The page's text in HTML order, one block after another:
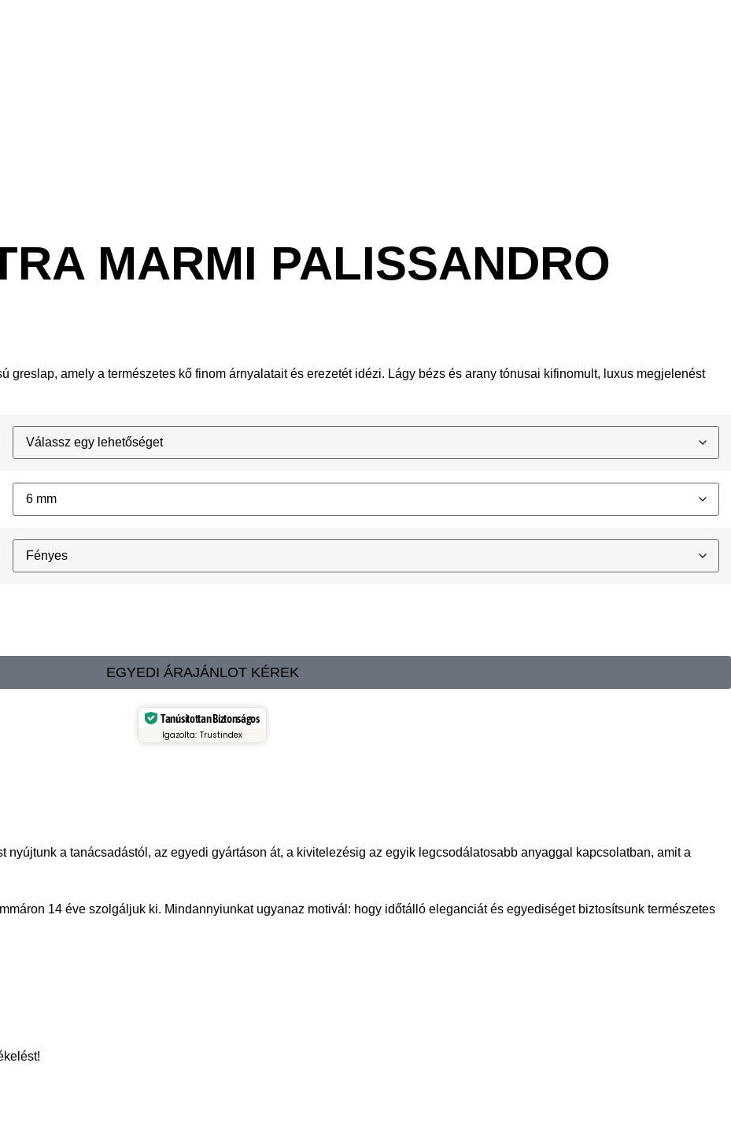
MARMI PALISSANDRO
greslap, amely a természetes kő finom árnyalatait és erezetét idézi. Lágy bézs és arany tónusai kifinomult, luxus megjelenést
EGYEDI ÁRAJÁNLOT KÉREK
Tanúsítottan Biztonságos
Igazolta: Trustindex
nyújtunk a tanácsadástól, az egyedi gyártáson át, a kivitelezésig az egyik legcsodálatosabb anyaggal kapcsolatban, amit a
14 éve szolgáljuk ki. Mindannyiunkat ugyanaz motivál: hogy időtálló eleganciát és egyediséget biztosítsunk természetes